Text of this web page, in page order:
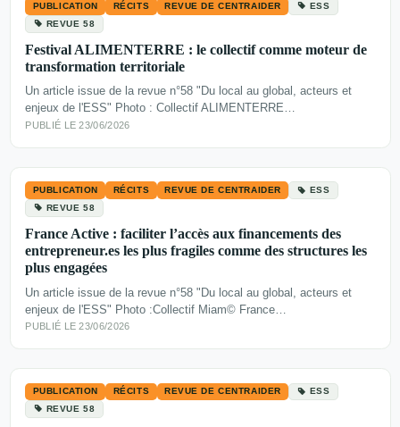
PUBLICATION RÉCITS REVUE DE CENTRAIDER
ESS
REVUE 58
Festival ALIMENTERRE : le collectif comme moteur de
transformation territoriale
Un article issue de la revue n°58 "Du local au global, acteurs et
enjeux de l'ESS" Photo : Collectif ALIMENTERRE…
PUBLIÉ LE 23/06/2026
PUBLICATION RÉCITS REVUE DE CENTRAIDER
ESS
REVUE 58
France Active : faciliter l’accès aux financements des
entrepreneur.es les plus fragiles comme des structures les
plus engagées
Un article issue de la revue n°58 "Du local au global, acteurs et
enjeux de l'ESS" Photo :Collectif Miam© France…
PUBLIÉ LE 23/06/2026
PUBLICATION RÉCITS REVUE DE CENTRAIDER
ESS
REVUE 58